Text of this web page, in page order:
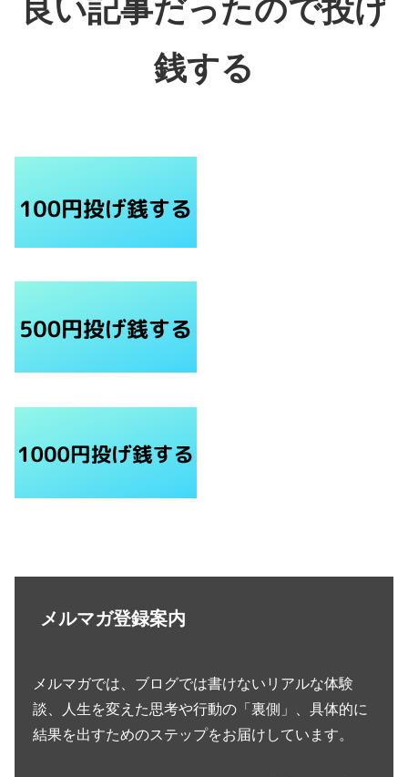
良い記事だったので投げ
銭する
メルマガ登録案内
メルマガでは、ブログでは書けないリアルな体験
談、人生を変えた思考や行動の「裏側」、具体的に
結果を出すためのステップをお届けしています。